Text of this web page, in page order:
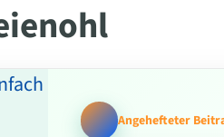
Angehefteter